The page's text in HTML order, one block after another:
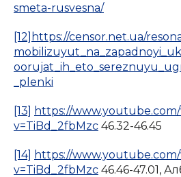
smeta-rusvesna/
[12] https://censor.net.ua/
_plenki
[13] https://
v=TiBd_2fbMzc 46.32-46.45
[14] https://
v=TiBd_2fbMzc 46.46-47.01,